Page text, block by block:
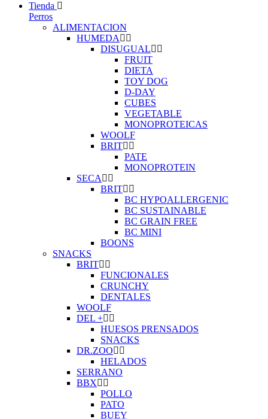
Tienda
Perros
ALIMENTACION
HUMEDA
DISUGUAL
FRUIT
DIETA
TOY DOG
D-DAY
CUBES
VEGETABLE
MONOPROTEICAS
WOOLF
BRIT
PATE
MONOPROTEIN
SECA
BRIT
BC HYPOALLERGENIC
BC SUSTAINABLE
BC GRAIN FREE
BC MINI
BOONS
SNACKS
BRIT
FUNCIONALES
CRUNCHY
DENTALES
WOOLF
DEL +
HUESOS PRENSADOS
SNACKS
DR.ZOO
HELADOS
SERRANO
BBX
POLLO
PATO
BUEY